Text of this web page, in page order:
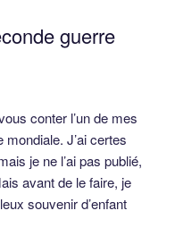
guerre
conter l’un de mes
J’ai certes
je ne l’ai pas publié,
avant de le faire, je
souvenir d’enfant